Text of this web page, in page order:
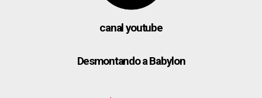
canal youtube
Desmontando a Babylon